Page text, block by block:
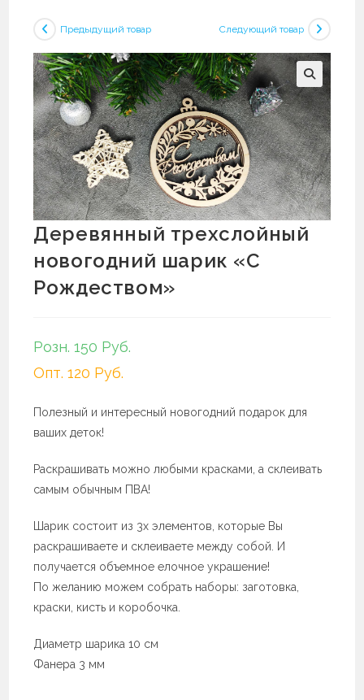
Предыдущий товар Следующий товар
Деревянный трехслойный
новогодний шарик «С
Рождеством»
Розн. 150 Руб.
Опт. 120 Руб.
Полезный и интересный новогодний подарок для
ваших деток!
Раскрашивать можно любыми красками, а склеивать
самым обычным ПВА!
Шарик состоит из 3х элементов, которые Вы
раскрашиваете и склеиваете между собой. И
получается объемное елочное украшение!
По желанию можем собрать наборы: заготовка,
краски, кисть и коробочка.
Диаметр шарика 10 см
Фанера 3 мм